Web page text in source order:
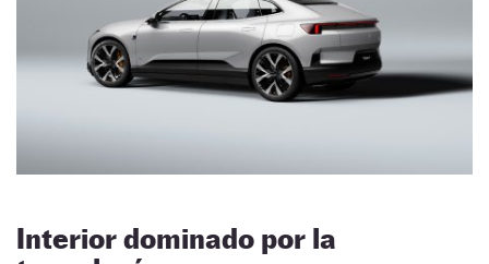
Interior dominado por la